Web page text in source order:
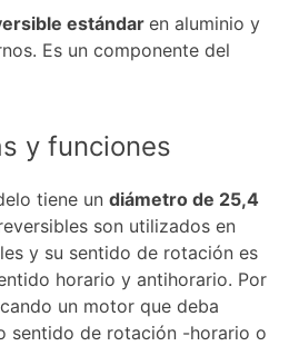
estándaren aluminio y
Es un componente del
y funciones
tiene undiámetro de 25,4
son utilizados en
y su sentido de rotación es
horario y antihorario. Por
un motor que deba
sentido de rotación -horario o